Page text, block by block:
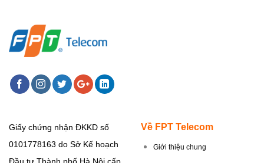
Giấy chứng nhận ĐKKD số
0101778163 do Sở Kế hoạch
Về FPT Telecom
Giới thiệu chung